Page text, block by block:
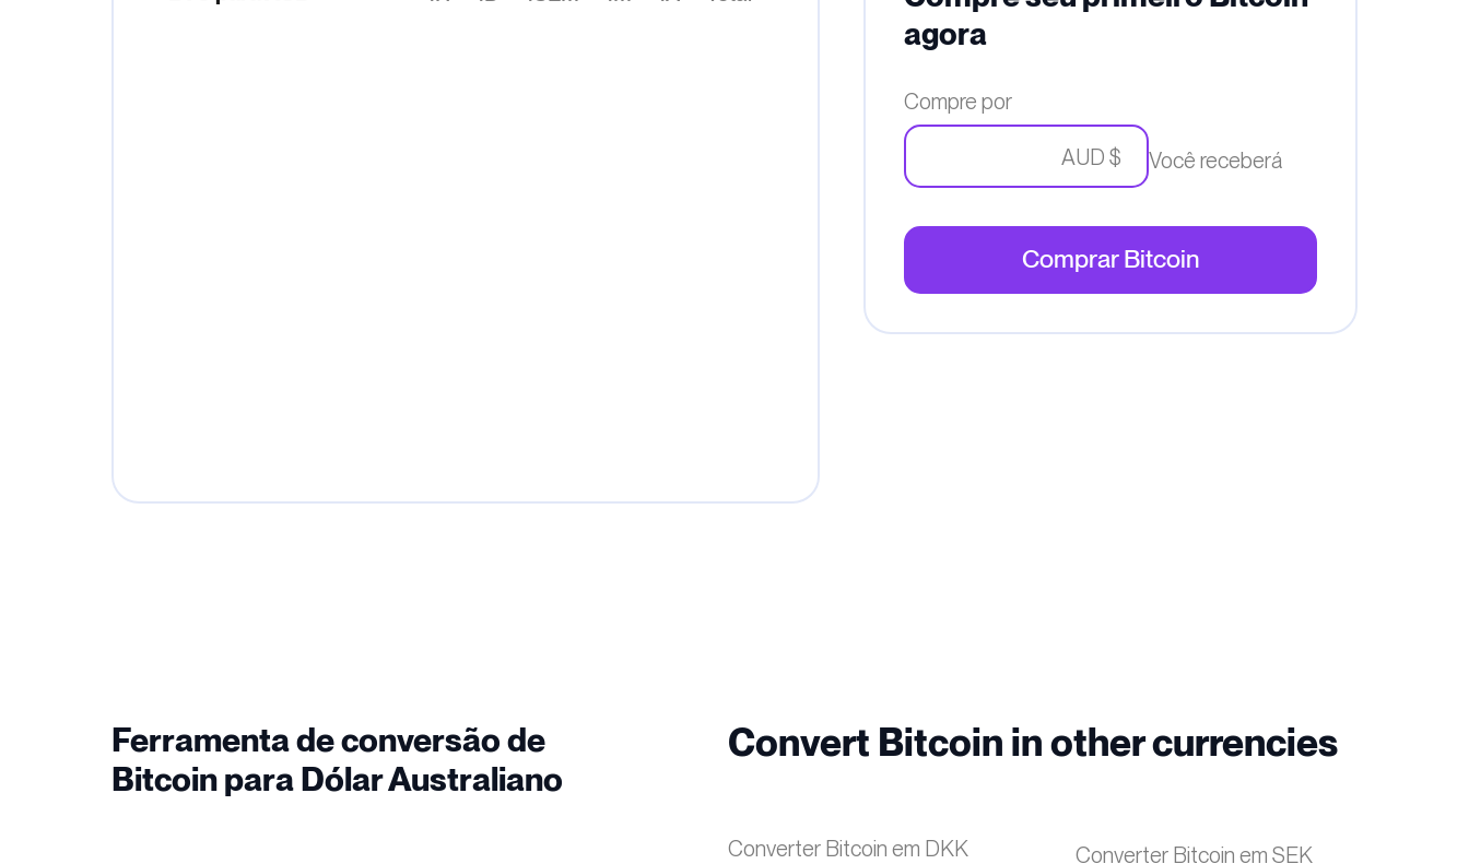
agora
Compre por
AUD $ Você receberá
Comprar Bitcoin
Ferramenta de conversão de
Bitcoin para Dólar Australiano
Convert Bitcoin in other currencies
Converter Bitcoin em DKK
Converter Bitcoin em SEK